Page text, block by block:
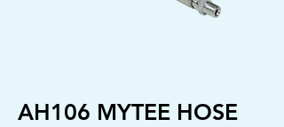
AH106 MYTEE HOSE